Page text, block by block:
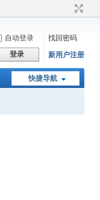
自动登录
找回密码
登录 新用户注册
快捷导航